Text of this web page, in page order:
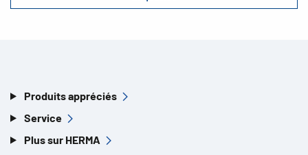
Produits appréciés
Service
Plus sur HERMA